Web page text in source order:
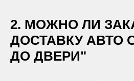
2. МОЖНО ЛИ
ДОСТАВКУ АВТО
ДО ДВЕРИ"